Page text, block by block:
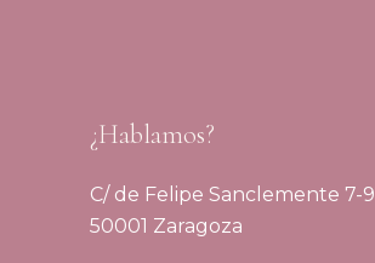
¿Hablamos?
C/ de Felipe Sanclemente 7-9
50001 Zaragoza